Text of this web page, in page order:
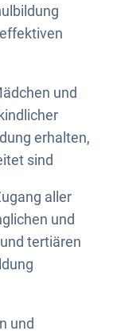
und
erhalten,
sind
aller
und
tertiären
und